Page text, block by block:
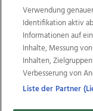
Weitere
TV1 di-
Life Radio
OÖN Karriere
Verwendung
Identifikation aktiv
Informationen auf
Inhalte, Messung
Inhalten,
Verbesserung von
Liste der Partner